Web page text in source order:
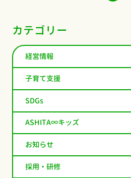
カテゴリー
経営情報
子育て支援
SDGs
ASHITA∞キッズ
お知らせ
採用・研修